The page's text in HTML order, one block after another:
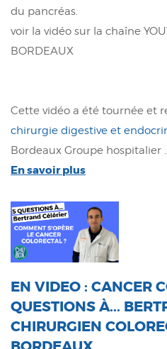
du pancréas.
voir la vidéo sur la chaîne
BORDEAUX
Cette vidéo a été tournée et
chirurgie digestive et
Bordeaux Groupe hospitalier
En savoir plus
EN VIDEO : CANCER
QUESTIONS À...
CHIRURGIEN